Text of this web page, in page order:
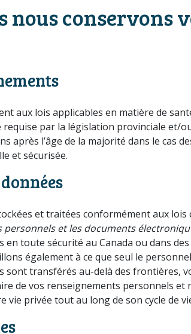
nous conservons
aux lois applicables en matière de
par la législation provinciale et/
après l’âge de la majorité dans le cas
et sécurisée.
et traitées conformément aux
et les documents
en toute sécurité au Canada ou dans
également à ce que seul le
sont transférés au-delà des frontières,
de vos renseignements personnels
privée tout au long de son cycle de